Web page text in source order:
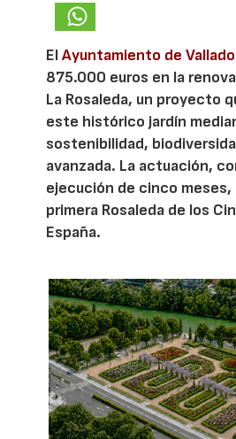
ElAyuntamiento de
875.000 euros en la
La Rosaleda, un proyecto
este histórico jardín
sostenibilidad,
avanzada. La actuación,
ejecución de cinco meses,
primera Rosaleda de los
España.